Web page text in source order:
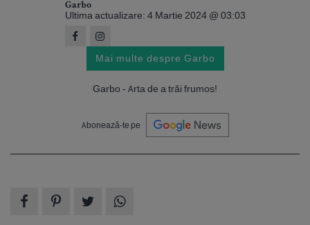
Garbo
Ultima actualizare: 4 Martie 2024 @ 03:03
Mai multe despre Garbo
Garbo - Arta de a trăi frumos!
Abonează-te pe